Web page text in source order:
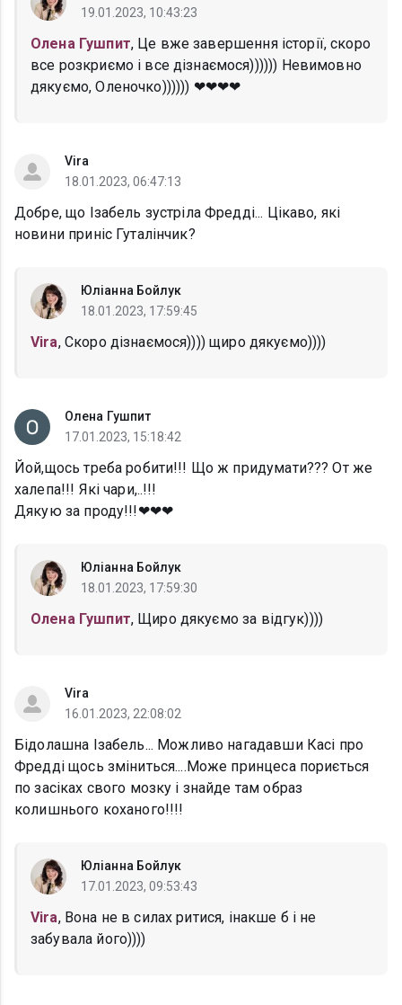
19.01.2023, 10:43:23
Олена Гушпит, Це вже завершення історії, скоро
все розкриємо і все дізнаємося)))))) Невимовно
дякуємо, Оленочко)))))) ❤❤❤❤
Vira
18.01.2023, 06:47:13
Добре, що Ізабель зустріла Фредді... Цікаво, які
новини приніс Гуталінчик?
Юліанна Бойлук
18.01.2023, 17:59:45
Vira, Скоро дізнаємося)))) щиро дякуємо))))
Олена Гушпит
17.01.2023, 15:18:42
Йой,щось треба робити!!! Що ж придумати??? От же
халепа!!! Які чари,..!!!
Дякую за проду!!!❤❤❤
Юліанна Бойлук
18.01.2023, 17:59:30
Олена Гушпит, Щиро дякуємо за відгук))))
Vira
16.01.2023, 22:08:02
Бідолашна Ізабель... Можливо нагадавши Касі про
Фредді щось зміниться....Може принцеса пориється
по засіках свого мозку і знайде там образ
колишнього коханого!!!!
Юліанна Бойлук
17.01.2023, 09:53:43
Vira, Вона не в силах ритися, інакше б і не
забувала його))))